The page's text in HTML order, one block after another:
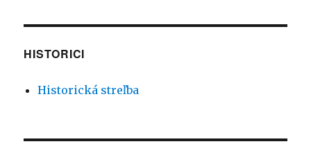
HISTORICI
Historická streľba